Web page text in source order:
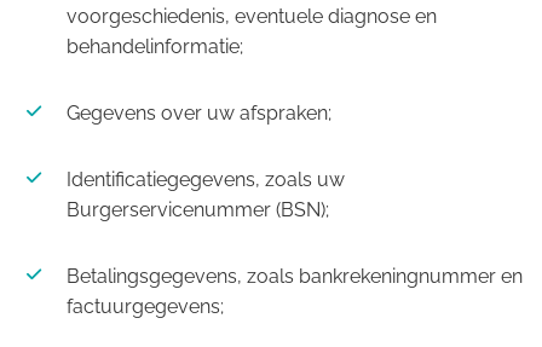
voorgeschiedenis, eventuele diagnose en
behandelinformatie;
Gegevens over uw afspraken;
Identificatiegegevens, zoals uw
Burgerservicenummer (BSN);
Betalingsgegevens, zoals bankrekeningnummer en
factuurgegevens;